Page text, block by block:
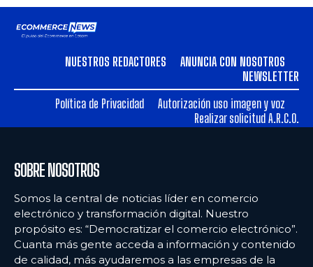
NUESTROS REDACTORES
ANUNCIA CON NOSOTROS
NEWSLETTER
Política de Privacidad
Autorización uso imagen y voz
Realizar solicitud A.R.C.O.
SOBRE NOSOTROS
Somos la central de noticias líder en comercio
electrónico y transformación digital. Nuestro
propósito es: “Democratizar el comercio electrónico”.
Cuanta más gente acceda a información y contenido
de calidad, más ayudaremos a las empresas de la